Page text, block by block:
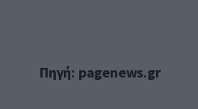
Πηγή: pagenews.gr